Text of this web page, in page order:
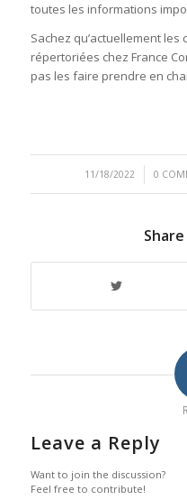
toutes les informations
Sachez qu’actuellement
répertoriées chez France
pas les faire prendre en
11/18/2022
/ 0 /
Leave a Reply
Want to join the discussion?
Feel free to contribute!